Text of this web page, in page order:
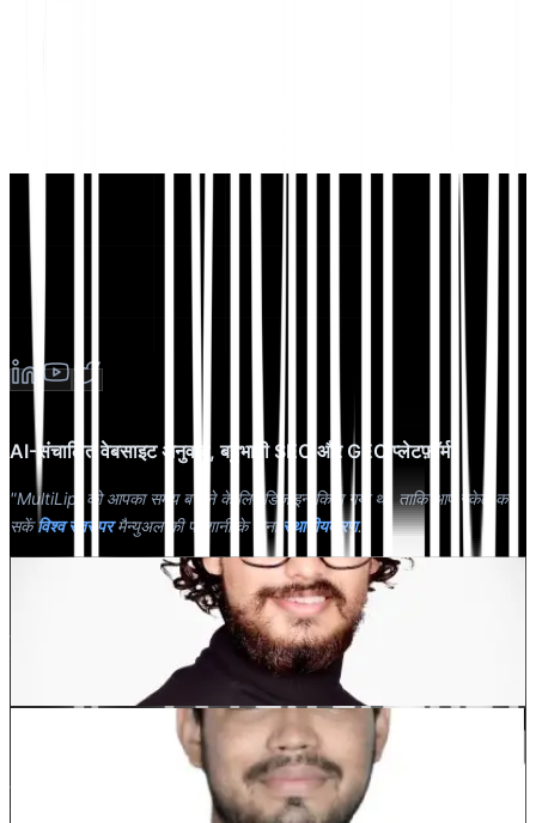
AI-संचालित वेबसाइट अनुवाद, बहुभाषी SEO और GEO प्लेटफ़ॉर्म
"MultiLipi को आपका समय बचाने के लिए डिज़ाइन किया गया था, ताकि आप स्केल कर
सकेंविश्व स्तर परमैन्युअल की परेशानी के बिना स्थानीयकरण."